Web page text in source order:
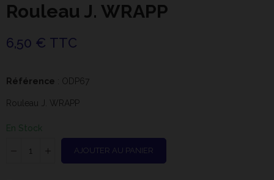
Rouleau J. WRAPP
6,50 € TTC
Référence : ODP67
Rouleau J. WRAPP
En Stock
AJOUTER AU PANIER